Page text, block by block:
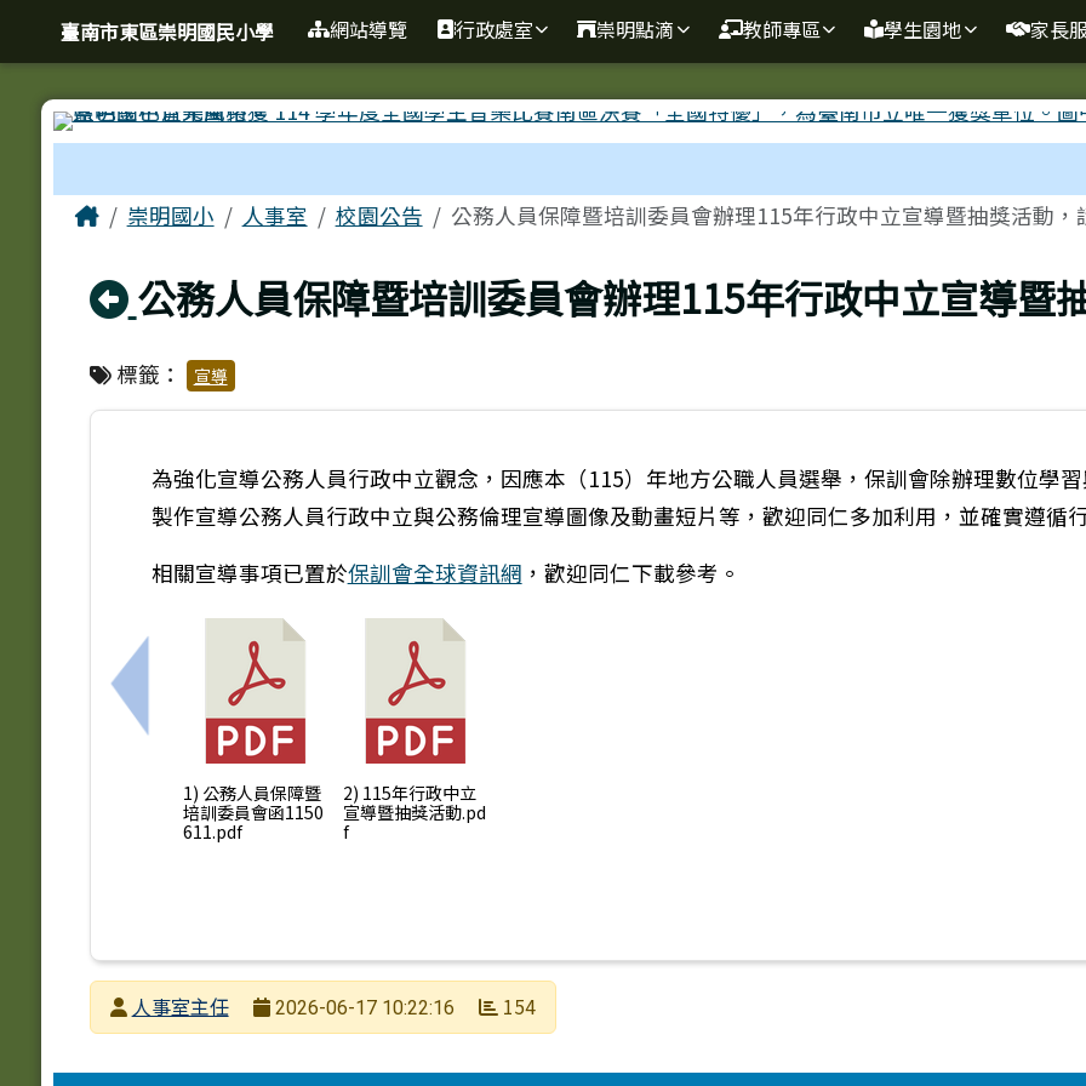
跳至主內容區
臺南市東區崇明國民小學
導覽列臺南市東區崇明國民小學 網站導覽 行政處室 崇明點滴 教師專區 學生園地 家長
主內容區域
Home崇明國小 人事室 校園公告 公務人員保障暨培訓委員會辦理115年行政中立宣導暨抽獎活動，
回上頁
公務人員保障暨培訓委員會辦理115年行政中立宣導暨
標籤： 宣導
上一筆：本府教育局115學年度雙語暨英語教育資源中心專業工作人員
為強化宣導公務人員行政中立觀念，因應本（115）年地方公職人員選舉，保訓會除辦理數位學
製作宣導公務人員行政中立與公務倫理宣導圖像及動畫短片等，歡迎同仁多加利用，並確實遵循
相關宣導事項已置於保訓會全球資訊網 ，歡迎同仁下載參考。
1) 公務人員保障暨
培訓委員會函1150
611.pdf
2) 115年行政中立
宣導暨抽獎活動.pd
f
發布者人事室主任
2026-06-17 10:22:16 154
頁尾區域